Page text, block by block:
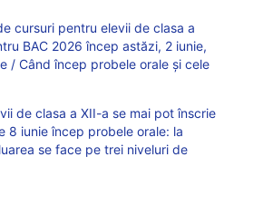
cursuri pentru elevii de clasa a
BAC 2026 încep astăzi, 2 iunie,
/ Când încep probele orale și cele
de clasa a XII-a se mai pot înscrie
8 iunie încep probele orale: la
se face pe trei niveluri de